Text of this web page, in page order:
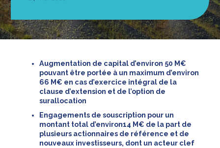
Augmentation de capital d’environ 50 M€
pouvant être portée à un maximum d’environ
66 M€ en cas d’exercice intégral de la
clause d’extension et de l’option de
surallocation
Engagements de souscription pour un
montant total d’environ14 M€ de la part de
plusieurs actionnaires de référence et de
nouveaux investisseurs, dont un acteur clef